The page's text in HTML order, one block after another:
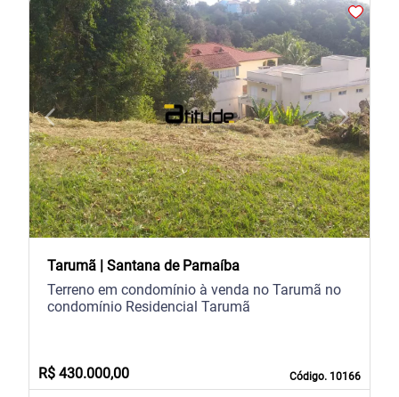
arrow_back_iosPrevious arrow_forward_iosNext
Tarumã | Santana de Parnaíba
Código. 10166
Terreno em condomínio à venda no Tarumã no
condomínio Residencial Tarumã
R$ 430.000,00